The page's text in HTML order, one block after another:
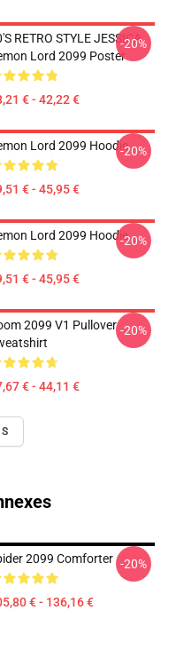
RETRO STYLE JESSICA
Lord 2099 Poster
€ - 42,22 €
-20%
Lord 2099 Hoodie
€ - 45,95 €
-20%
Lord 2099 Hoodie
€ - 45,95 €
-20%
2099 V1 Pullover
€ - 44,11 €
-20%
2099 Comforter
€ - 136,16 €
-20%